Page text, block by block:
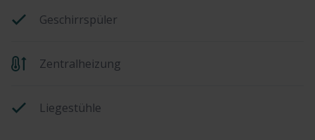
Geschirrspüler
Zentralheizung
Liegestühle